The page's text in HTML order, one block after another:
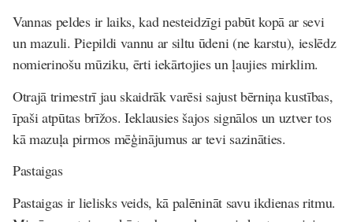
Vannas peldes ir laiks, kad nesteidzīgi pabūt kopā ar sevi
un mazuli. Piepildi vannu ar siltu ūdeni (ne karstu), ieslēdz
nomierinošu mūziku, ērti iekārtojies un ļaujies mirklim.
Otrajā trimestrī jau skaidrāk varēsi sajust bērniņa kustības,
īpaši atpūtas brīžos. Ieklausies šajos signālos un uztver tos
kā mazuļa pirmos mēģinājumus ar tevi sazināties.
Pastaigas
Pastaigas ir lielisks veids, kā palēnināt savu ikdienas ritmu.